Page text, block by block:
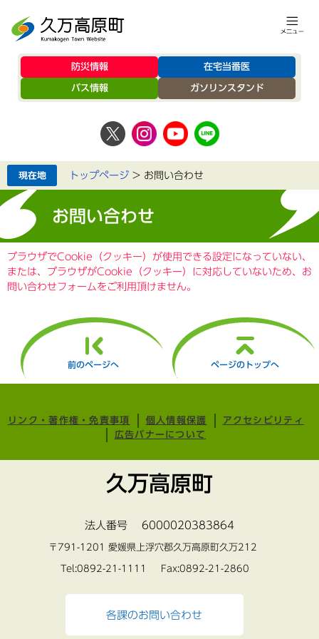
防災情報 在宅当番医
バス情報 ガソリンスタンド
トップページ > お問い合わせ
お問い合わせ
ブラウザでCookie（クッキー）が使用できる設定になっていない、
または、ブラウザがCookie（クッキー）に対応していないため、お
問い合わせフォームをご利用頂けません。
前のページへ ページのトップへ
リンク・著作権・免責事項 個人情報保護
アクセシビリティ
広告バナーについて
久万高原町
法人番号 6000020383864
〒791-1201 愛媛県上浮穴郡久万高原町久万212
Tel:0892-21-1111 Fax:0892-21-2860
各課のお問い合わせ